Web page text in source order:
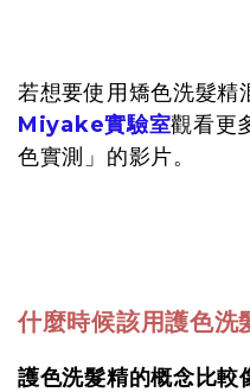
若想要使用矯色洗髮精
Miyake實驗室觀看更
色實測」的影片。
什麼時候該用護色洗
護色洗髮精的概念比較